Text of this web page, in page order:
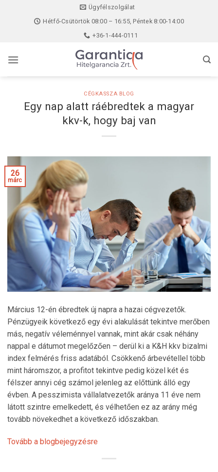
Ügyfélszolgálat
Hétfő-Csütörtök 08:00 – 16:55, Péntek 8:00-14:00
+36-1-444-0111
CÉGKASSZA BLOG
Egy nap alatt ráébredtek a magyar
kkv-k, hogy baj van
26
márc
Március 12-én ébredtek új napra a hazai cégvezetők.
Pénzügyeik következő egy évi alakulását tekintve merőben
más, negatív véleménnyel vannak, mint akár csak néhány
nappal e dátumot megelőzően – derül ki a K&H kkv bizalmi
index felmérés friss adatából. Csökkenő árbevétellel több
mint háromszor, a profitot tekintve pedig közel két és
félszer annyi cég számol jelenleg az előttünk álló egy
évben. A pesszimista vállalatvezetők aránya 11 éve nem
látott szintre emelkedett, és vélhetően ez az arány még
tovább növekedhet a következő időszakban.
Tovább a blogbejegyzésre